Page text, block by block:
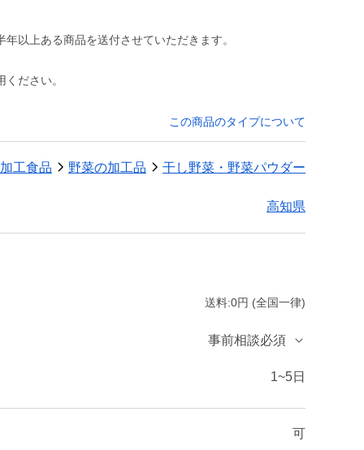
以上ある商品を送付させていただきます。
ださい。
この商品のタイプについて
加工食品 野菜の加工品 干し野菜・野菜パウダー
高知県
送料:0円 (全国一律)
事前相談必須
1~5日
可